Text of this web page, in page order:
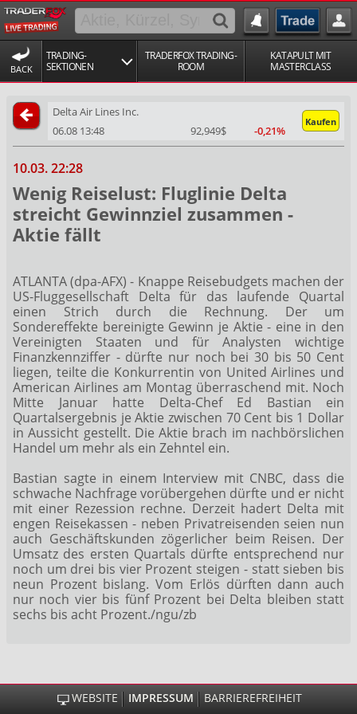
BACK
TRADING-
SEKTIONEN
TRADERFOX TRADING-
ROOM
KATAPULT MIT
MASTERCLASS
Delta Air Lines Inc.
Kaufen
06.08 13:48 92,949$ -0,21%
10.03. 22:28
Wenig Reiselust: Fluglinie Delta
streicht Gewinnziel zusammen -
Aktie fällt
ATLANTA (dpa-AFX) - Knappe Reisebudgets machen der
US-Fluggesellschaft Deltafür das laufende Quartal
einen Strich durch die Rechnung. Der um
Sondereffekte bereinigte Gewinn je Aktie - eine in den
Vereinigten Staaten und für Analysten wichtige
Finanzkennziffer - dürfte nur noch bei 30 bis 50 Cent
liegen, teilte die Konkurrentin von United Airlines und
American Airlines am Montag überraschend mit. Noch
Mitte Januar hatte Delta-Chef Ed Bastian ein
Quartalsergebnis je Aktie zwischen 70 Cent bis 1 Dollar
in Aussicht gestellt. Die Aktie brach im nachbörslichen
Handel um mehr als ein Zehntel ein.
Bastian sagte in einem Interview mit CNBC, dass die
schwache Nachfrage vorübergehen dürfte und er nicht
mit einer Rezession rechne. Derzeit hadert Delta mit
engen Reisekassen - neben Privatreisenden seien nun
auch Geschäftskunden zögerlicher beim Reisen. Der
Umsatz des ersten Quartals dürfte entsprechend nur
noch um drei bis vier Prozent steigen - statt sieben bis
neun Prozent bislang. Vom Erlös dürften dann auch
nur noch vier bis fünf Prozent bei Delta bleiben statt
sechs bis acht Prozent./ngu/zb
WEBSITE IMPRESSUM BARRIEREFREIHEIT